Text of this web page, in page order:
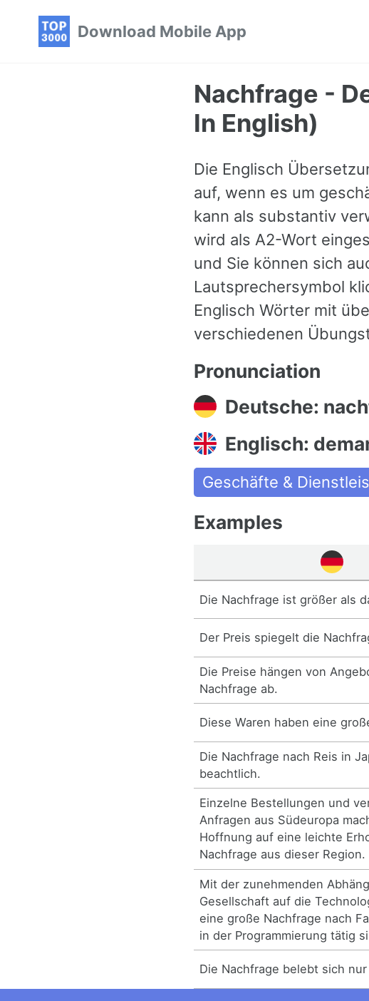
Download Mobile App
Nachfrage -
In English)
Die Englisch
auf, wenn es um
kann als substantiv
wird als A2-Wort
und Sie können sich
Lautsprechersymbol
Englisch Wörter mit
verschiedenen
Pronunciation
Deutsche:
Englisch:
Geschäfte &
Examples
Die Nachfrage ist größer als
Der Preis spiegelt die
Die Preise hängen von
Nachfrage ab.
Diese Waren haben eine
Die Nachfrage nach Reis in
beachtlich.
Einzelne Bestellungen und
Anfragen aus Südeuropa
Hoffnung auf eine leichte
Nachfrage aus dieser Region.
Mit der zunehmenden
Gesellschaft auf die
eine große Nachfrage nach
in der Programmierung tätig
Die Nachfrage belebt sich nur